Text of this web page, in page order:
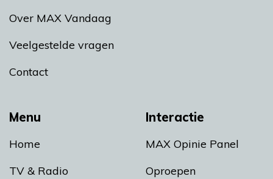
Menu
Home
TV & Radio
Interactie
MAX Opinie Panel
Oproepen
Over MAX Vandaag
Veelgestelde vragen
Contact